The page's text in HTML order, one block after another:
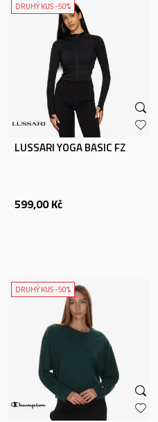
DRUHÝ KUS -50%
LUSSARI YOGA BASIC FZ
599,00 Kč
DRUHÝ KUS -50%